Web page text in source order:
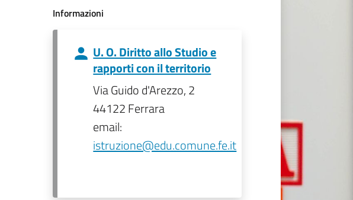
Informazioni
U. O. Diritto allo Studio e
rapporti con il territorio
Via Guido d'Arezzo, 2
44122 Ferrara
email:
istruzione@edu.comune.fe.it